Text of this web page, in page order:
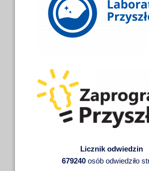
Licznik odwiedzin
679240osób odwiedziło